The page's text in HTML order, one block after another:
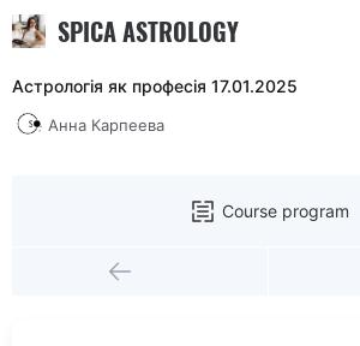
SPICA ASTROLOGY
Астрологія як професія 17.01.2025
Анна Карпеева
Course program